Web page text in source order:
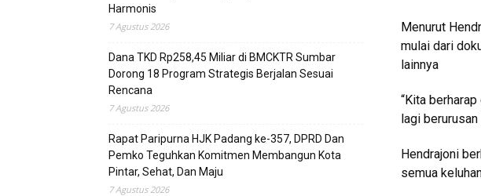
Menurut
mulai dari
lainnya
“Kita
lagi
Hendrajoni
semua
Harmonis
7 Agustus 2026
Dana TKD Rp258,45 Miliar di BMCKTR Sumbar
Dorong 18 Program Strategis Berjalan Sesuai
Rencana
7 Agustus 2026
Rapat Paripurna HJK Padang ke-357, DPRD Dan
Pemko Teguhkan Komitmen Membangun Kota
Pintar, Sehat, Dan Maju
7 Agustus 2026